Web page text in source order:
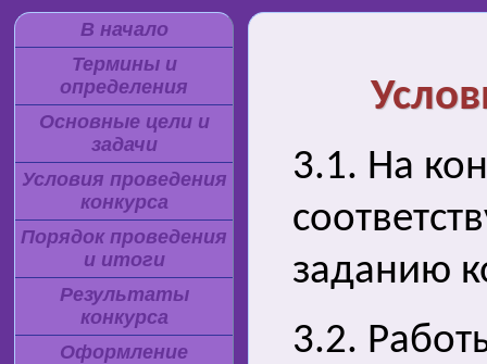
В начало
Термины и
определения
Основные цели и
задачи
Условия проведения
конкурса
Порядок проведения
и итоги
Результаты
конкурса
Оформление
3.1. На
заданию
3.2.